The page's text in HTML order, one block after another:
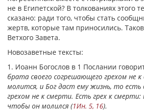
не в Египетской? В толкованиях этого
сказано: ради того, чтобы стать
жертв, которые там приносились.
Ветхого Завета.
Новозаветные тексты:
1 . Иоанн Богослов в 1 Послании
брата своего согрешающего грехом не
молится, и Бог даст ему жизнь, то
грехом не к смерти. Есть грех к
чтобы он молился (1Ин. 5, 16).